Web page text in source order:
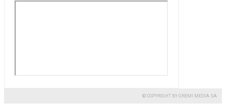
© COPYRIGHT BY GREMI MEDIA SA